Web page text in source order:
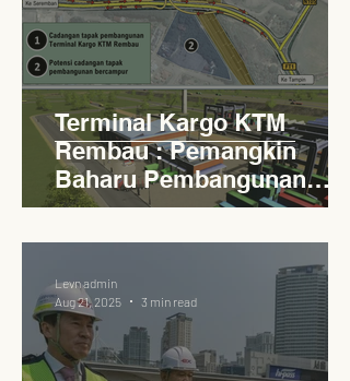
Terminal Kargo KTM
Rembau : Pemangkin
Baharu Pembangunan
Lestari Daerah
Levn admin
Aug 21, 2025
3 min read